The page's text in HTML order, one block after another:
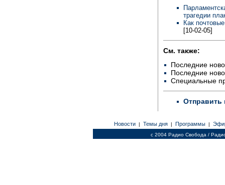
трагедии
Как
[10-02-05]
См. также:
Последние
Последние
Специальные
Отправить
Новости | Темы дня | Программы |
c 2004 Радио Свобода /